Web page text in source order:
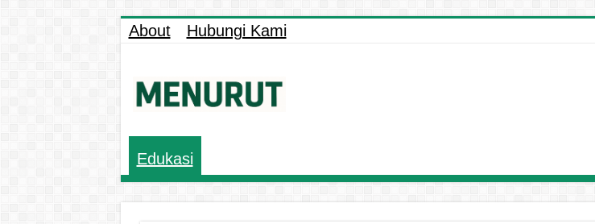
About
Hubungi Kami
Edukasi